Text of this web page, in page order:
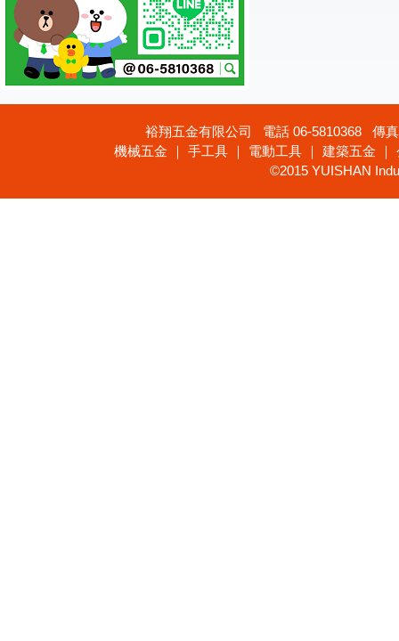
裕翔五金有限公司 電話 06-5810368 傳
機械五金 ｜ 手工具 ｜ 電動工具 ｜ 建築五金
©2015 YUISHAN